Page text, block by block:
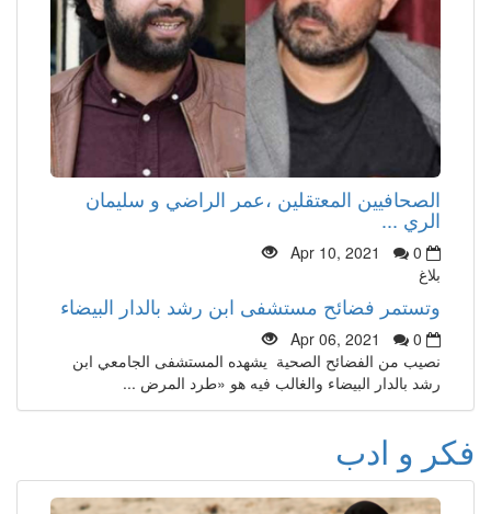
الصحافيين المعتقلين ،عمر الراضي و سليمان
الري ...
Apr 10, 2021
0
بلاغ
وتستمر فضائح مستشفى ابن رشد بالدار البيضاء
Apr 06, 2021
0
نصيب من الفضائح الصحية يشهده المستشفى الجامعي ابن
رشد بالدار البيضاء والغالب فيه هو «طرد المرض ...
فكر و ادب